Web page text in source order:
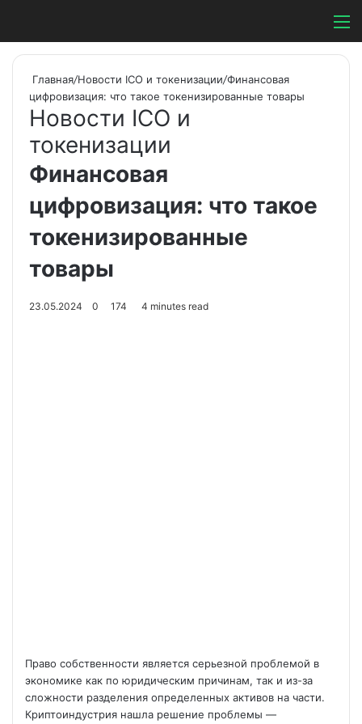
Switch skin
Главная/Новости ICO и токенизации/Финансовая
цифровизация: что такое токенизированные товары
Новости ICO и
токенизации
Финансовая
цифровизация: что такое
токенизированные
товары
23.05.2024 0 174 4 minutes read
Право собственности является серьезной проблемой в
экономике как по юридическим причинам, так и из-за
сложности разделения определенных активов на части.
Криптоиндустрия нашла решение проблемы —